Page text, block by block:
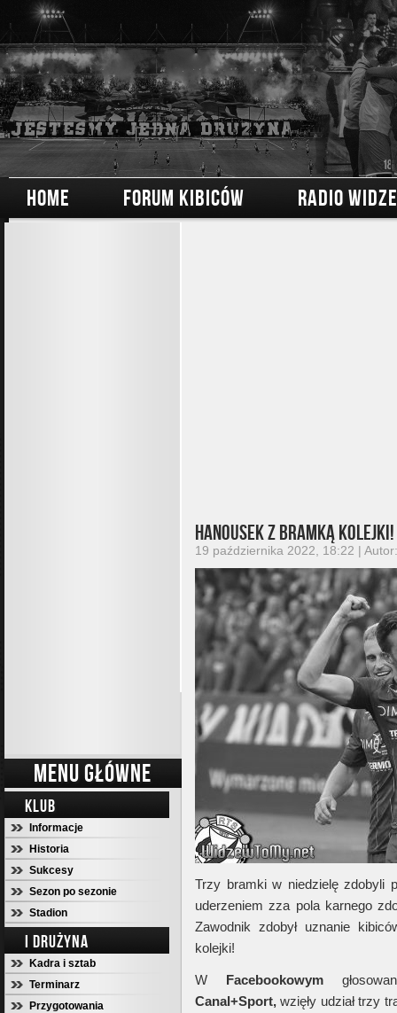
HOME FORUM KIBICÓW RADIO
MENU GŁÓWNE
KLUB
Informacje
Historia
Sukcesy
Sezon po sezonie
Stadion
I DRUŻYNA
Kadra i sztab
Terminarz
Przygotowania
Hanousek z bramką kolejki!
19 października 2022, 18:22 |
Trzy bramki w niedzielę zdobyli
uderzeniem zza pola karnego
Zawodnik zdobył uznanie
kolejki!
W Facebookowym
Canal+Sport, wzięły udział trzy